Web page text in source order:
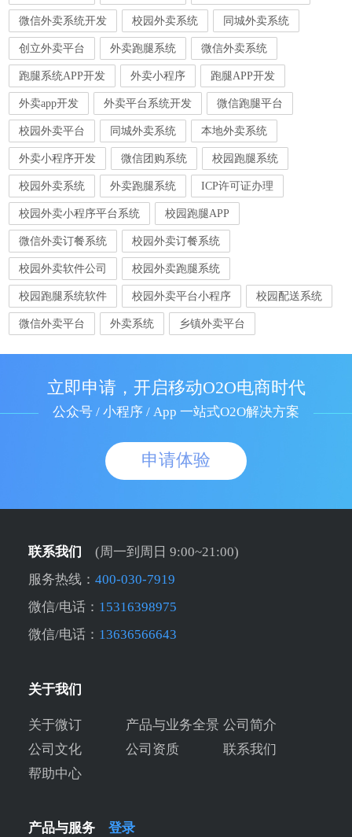
微信外卖系统开发 校园外卖系统 同城外卖系统
创立外卖平台 外卖跑腿系统 微信外卖系统
跑腿系统APP开发 外卖小程序 跑腿APP开发
外卖app开发 外卖平台系统开发 微信跑腿平台
校园外卖平台 同城外卖系统 本地外卖系统
外卖小程序开发 微信团购系统 校园跑腿系统
校园外卖系统 外卖跑腿系统 ICP许可证办理
校园外卖小程序平台系统 校园跑腿APP
微信外卖订餐系统 校园外卖订餐系统
校园外卖软件公司 校园外卖跑腿系统
校园跑腿系统软件 校园外卖平台小程序 校园配送系统
微信外卖平台 外卖系统 乡镇外卖平台
立即申请，开启移动O2O电商时代
公众号 / 小程序 / App 一站式O2O解决方案
申请体验
联系我们
(周一到周日 9:00~21:00)
服务热线： 400-030-7919
微信/电话： 15316398975
微信/电话： 13636566643
关于我们
关于微订 产品与业务全景 公司简介
公司文化
公司资质
联系我们
帮助中心
产品与服务 登录